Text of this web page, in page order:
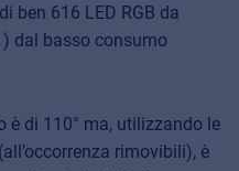
ben 616 LED RGB da
dal basso consumo
è di 110° ma, utilizzando le
rimovibili), è